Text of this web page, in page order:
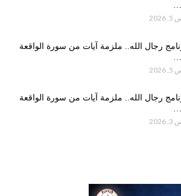
رجال الله.. ملزمة آيات من سورة الواقعة
رجال الله.. ملزمة آيات من سورة الواقعة